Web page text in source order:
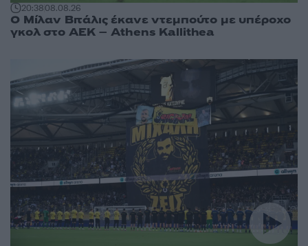
20:3808.08.26
Ο Μίλαν Βιτάλις έκανε ντεμπούτο με υπέροχο
γκολ στο ΑΕΚ – Athens Kallithea